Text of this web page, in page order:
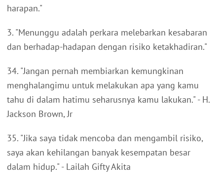
harapan."
3. "Menunggu adalah perkara melebarkan kesabaran
dan berhadap-hadapan dengan risiko ketakhadiran."
34. "Jangan pernah membiarkan kemungkinan
menghalangimu untuk melakukan apa yang kamu
tahu di dalam hatimu seharusnya kamu lakukan." - H.
Jackson Brown, Jr
35. "Jika saya tidak mencoba dan mengambil risiko,
saya akan kehilangan banyak kesempatan besar
dalam hidup." - Lailah Gifty Akita